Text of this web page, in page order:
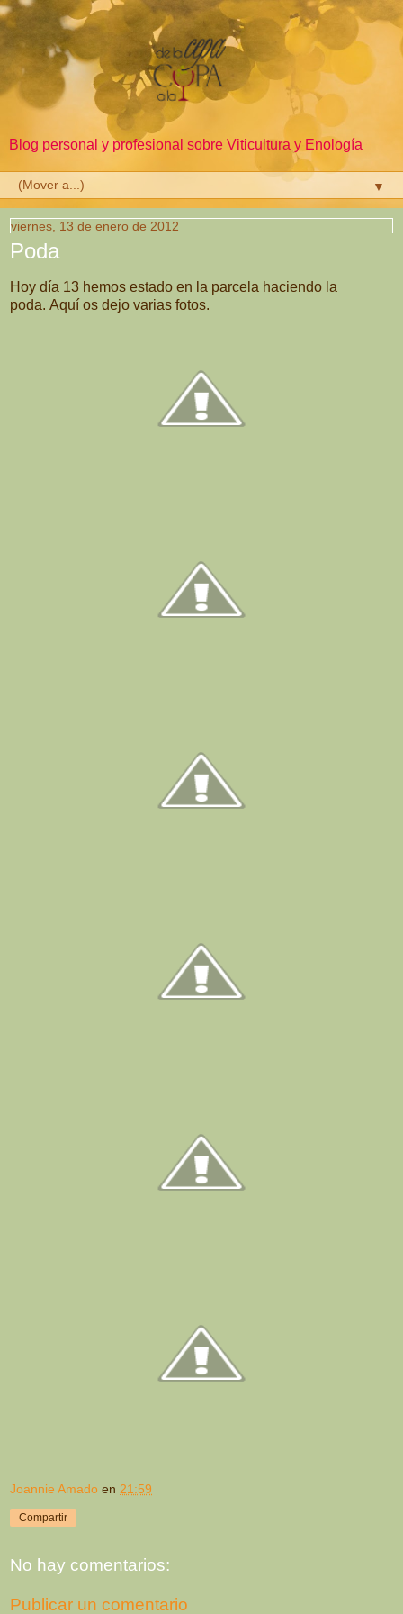
Blog personal y profesional sobre Viticultura y Enología
▼
viernes, 13 de enero de 2012
Poda
Hoy día 13 hemos estado en la parcela haciendo la
poda. Aquí os dejo varias fotos.
Joannie Amado en 21:59
Compartir
No hay comentarios:
Publicar un comentario